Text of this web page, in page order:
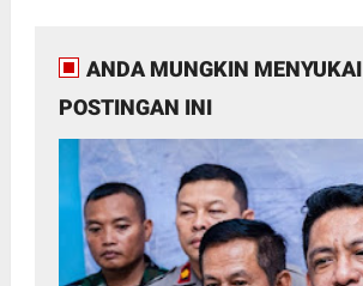
ANDA MUNGKIN MENYUKAI
POSTINGAN INI